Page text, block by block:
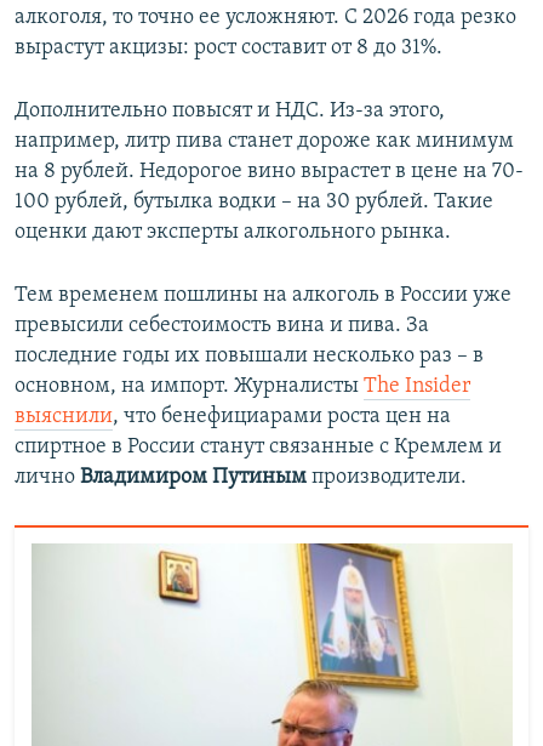
алкоголя, то точно ее усложняют. С 2026 года резко
вырастут акцизы: рост составит от 8 до 31%.
Дополнительно повысят и НДС. Из-за этого,
например, литр пива станет дороже как минимум
на 8 рублей. Недорогое вино вырастет в цене на 70-
100 рублей, бутылка водки – на 30 рублей. Такие
оценки дают эксперты алкогольного рынка.
Тем временем пошлины на алкоголь в России уже
превысили себестоимость вина и пива. За
последние годы их повышали несколько раз – в
основном, на импорт. Журналисты The Insider
выяснили, что бенефициарами роста цен на
спиртное в России станут связанные с Кремлем и
лично Владимиром Путиным производители.